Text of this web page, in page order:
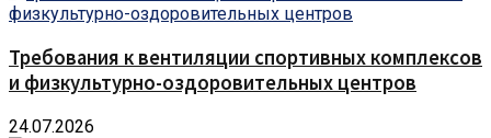
Требования к вентиляции спортивных комплексов
и физкультурно-оздоровительных центров
24.07.2026